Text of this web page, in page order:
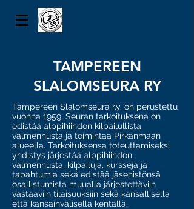
TAMPEREEN
SLALOMSEURA RY
Tampereen Slalomseura r.y. on perustettu
vuonna 1959. Seuran tarkoituksena on
edistää alppihiihdon kilpailullista
valmennusta ja toimintaa Pirkanmaan
alueella. Tarkoituksensa toteuttamiseksi
yhdistys järjestää alppihiihdon
valmennusta, kilpailuja, kursseja ja
tapahtumia sekä edistää jäsenistönsä
osallistumista muualla järjestettäviin
vastaaviin tilaisuuksiin sekä kansallisella
että kansainvälisellä kentällä.